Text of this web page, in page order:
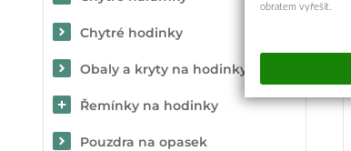
Chytré hodinky
Obaly a kryty na hodinky
Řemínky na hodinky
Pouzdra na opasek
obratem vyřešit.